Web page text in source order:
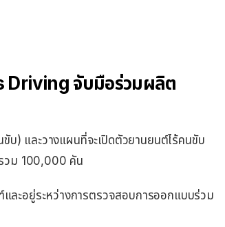
Driving จับมือร่วมผลิต
บ) และวางแผนที่จะเปิดตัวยานยนต์ไร้คนขับ
วม 100,000 คัน
ะอยู่ระหว่างการตรวจสอบการออกแบบร่วม